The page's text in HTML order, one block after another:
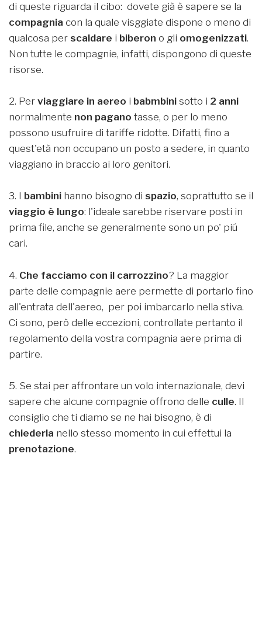
di queste riguarda il cibo: dovete già è sapere se la
compagnia con la quale visggiate dispone o meno di
qualcosa per scaldare i biberon o gli omogenizzati.
Non tutte le compagnie, infatti, dispongono di queste
risorse.
2. Per viaggiare in aereo i babmbini sotto i 2 anni
normalmente non pagano tasse, o per lo meno
possono usufruire di tariffe ridotte. Difatti, fino a
quest'età non occupano un posto a sedere, in quanto
viaggiano in braccio ai loro genitori.
3. I bambini hanno bisogno di spazio, soprattutto se il
viaggio è lungo: l'ideale sarebbe riservare posti in
prima file, anche se generalmente sono un po' piú
cari.
4. Che facciamo con il carrozzino? La maggior
parte delle compagnie aere permette di portarlo fino
all'entrata dell'aereo, per poi imbarcarlo nella stiva.
Ci sono, però delle eccezioni, controllate pertanto il
regolamento della vostra compagnia aere prima di
partire.
5. Se stai per affrontare un volo internazionale, devi
sapere che alcune compagnie offrono delle culle. Il
consiglio che ti diamo se ne hai bisogno, è di
chiederla nello stesso momento in cui effettui la
prenotazione.